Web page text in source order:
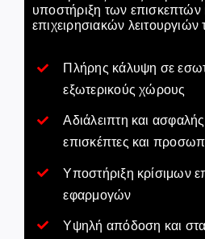
υποστήριξη των επισκεπτών
επιχειρησιακών λειτουργιών
Πλήρης κάλυψη σε
εξωτερικούς χώρους
Αδιάλειπτη και
επισκέπτες και
Υποστήριξη κρίσιμων
εφαρμογών
Υψηλή απόδοση και